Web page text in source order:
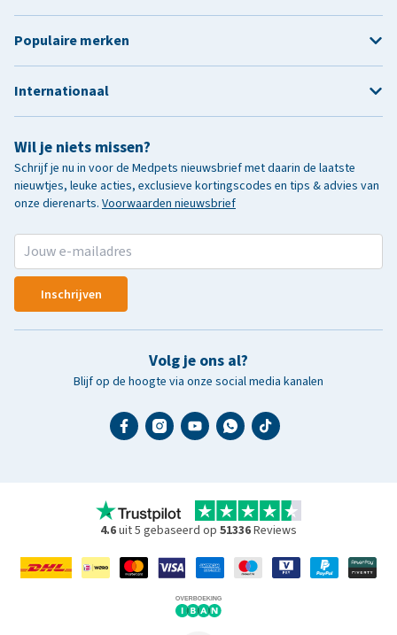
Wil je niets missen?
Schrijf je nu in voor de Medpets nieuwsbrief met daarin de laatste
nieuwtjes, leuke acties, exclusieve kortingscodes en tips & advies van
onze dierenarts. Voorwaarden nieuwsbrief
Inschrijven
Volg je ons al?
Blijf op de hoogte via onze social media kanalen
Populaire merken
Internationaal
4.6uit 5 gebaseerd op 51336Reviews